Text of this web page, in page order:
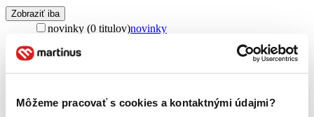
Môžeme pracovať s cookies a kontaktnými údajmi?
Zobraziť iba
novinky (0 titulov)novinky
predpredaj (0 titulov) predpredaj
pripravujeme (0 titulov)pripravujeme